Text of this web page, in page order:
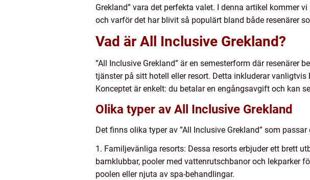
Grekland” vara det perfekta valet. I denna artikel kommer
och varför det har blivit så populärt bland både resenärer
Vad är All Inclusive Grekland?
”All Inclusive Grekland” är en semesterform där
tjänster på sitt hotell eller resort. Detta inkluderar
Konceptet är enkelt: du betalar en engångsavgift och kan
Olika typer av All Inclusive Grekland
Det finns olika typer av ”All Inclusive Grekland” som
1. Familjevänliga resorts: Dessa resorts erbjuder ett brett
barnklubbar, pooler med vattenrutschbanor och lekparker
poolen eller njuta av spa-behandlingar.